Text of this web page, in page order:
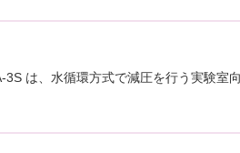
3S は、水循環方式で減圧を行う実験室